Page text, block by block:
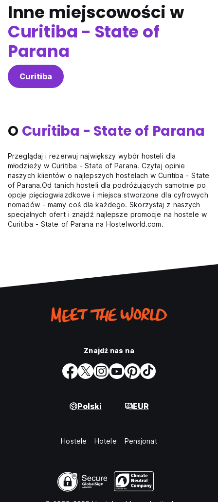
Inne miejscowości w
Curitiba - State of
Parana
Curitiba
O Curitiba - State of Parana
Przeglądaj i rezerwuj największy wybór hosteli dla
młodzieży w Curitiba - State of Parana. Czytaj opinie
naszych klientów o najlepszych hostelach w Curitiba - State
of Parana.Od tanich hosteli dla podróżujących samotnie po
opcje pięciogwiazdkowe i miejsca stworzone dla cyfrowych
nomadów - mamy coś dla każdego. Skorzystaj z naszych
specjalnych ofert i znajdź najlepsze promocje na hostele w
Curitiba - State of Parana na Hostelworld.com.
Znajdź nas na
Polski EUR
Hostele Hotele Pensjonat